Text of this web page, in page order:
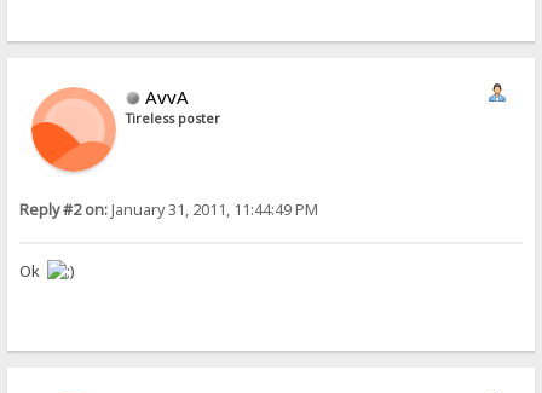
AvvA
Tireless poster
Reply #2 on:January 31, 2011, 11:44:49 PM
Ok